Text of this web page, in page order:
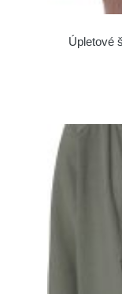
Úpletové